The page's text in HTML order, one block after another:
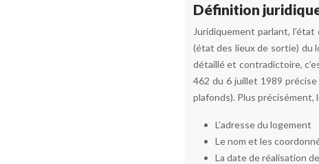
Définition
Juridiquement parlant,
(état des lieux de sortie) du
détaillé et contradictoire,
462 du 6 juillet 1989
plafonds). Plus
L’adresse du logement
Le nom et les
La date de réalisation